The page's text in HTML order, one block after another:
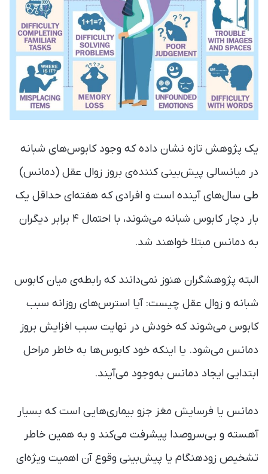
یک پژوهش تازه نشان داده که وجود کابوس‌های شبانه
در میانسالی پیش‌بینی کننده‌ی بروز زوال عقل (دمانس)
طی سال‌های آینده است و افرادی که هفته‌ای حداقل یک
بار دچار کابوس شبانه می‌شوند، با احتمال ۴ برابر دیگران
به دمانس مبتلا خواهند شد.
البته پژوهشگران هنوز نمی‌دانند که رابطه‌ی میان کابوس
شبانه و زوال عقل چیست: آیا استرس‌های روزانه سبب
کابوس می‌شوند که خودش در نهایت سبب افزایش بروز
دمانس می‌شود. یا اینکه خود کابوس‌ها به خاطر مراحل
ابتدایی ایجاد دمانس به‌وجود می‌آیند.
دمانس یا فرسایش مغز جزو بیماری‌هایی است که بسیار
آهسته و بی‌سروصدا پیشرفت می‌کند و به همین خاطر
تشخیص زودهنگام یا پیش‌بینی وقوع آن اهمیت ویژه‌ای